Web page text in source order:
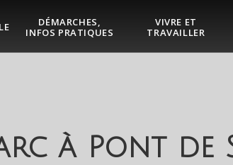
DÉMARCHES,
INFOS PRATIQUES
VIVRE ET
TRAVAILLER
à Pont de